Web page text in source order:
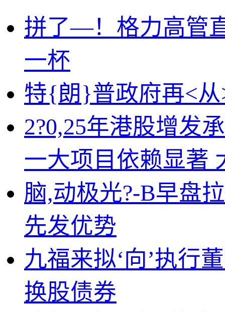
拼了—！格力高管
一杯
特{朗}普政府再<
2?0,25年港股增发
一大项目依赖显著
脑,动极光?-B早盘
先发优势
九福来拟‘向’执行
换股债券